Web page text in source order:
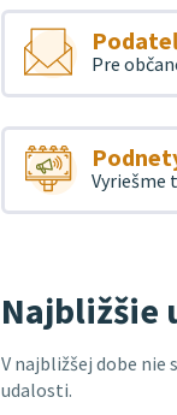
Pre
Vyriešme
Najbližšie
V najbližšej dobe nie
udalosti.